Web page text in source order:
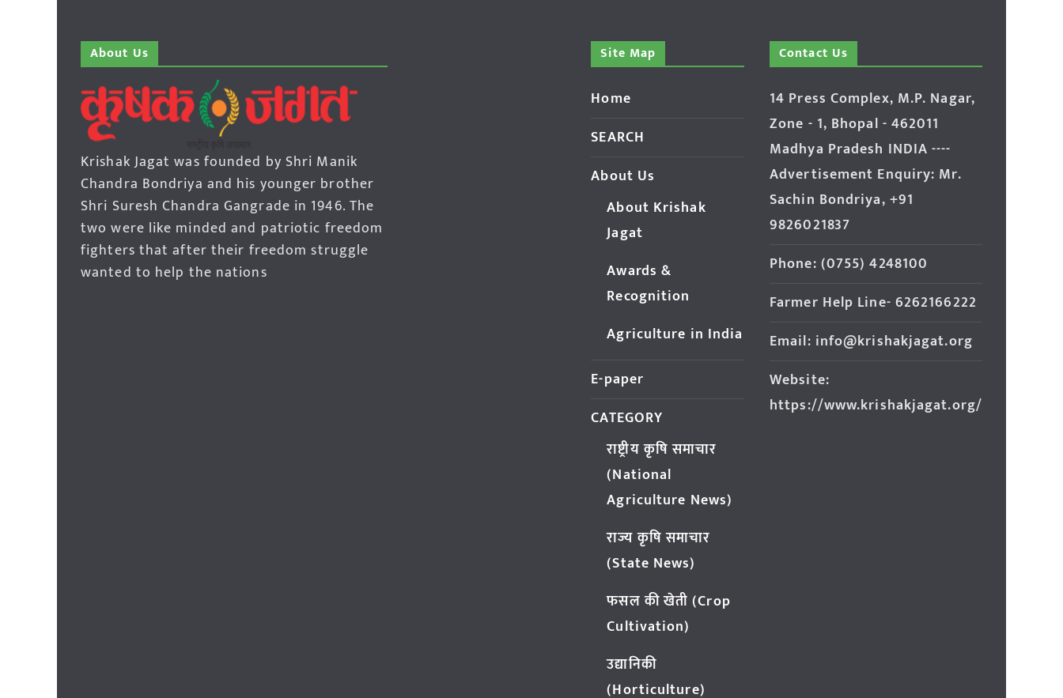
About Us
Krishak Jagat was founded by Shri Manik
Chandra Bondriya and his younger brother
Shri Suresh Chandra Gangrade in 1946. The
two were like minded and patriotic freedom
fighters that after their freedom struggle
wanted to help the nations
Site Map
Home
SEARCH
About Us
About Krishak
Jagat
Awards &
Recognition
Agriculture in India
E-paper
CATEGORY
राष्ट्रीय कृषि समाचार
(National
Agriculture News)
राज्य कृषि समाचार
(State News)
फसल की खेती (Crop
Cultivation)
उद्यानिकी
(Horticulture)
Contact Us
14 Press Complex, M.P. Nagar,
Zone - 1, Bhopal - 462011
Madhya Pradesh INDIA ----
Advertisement Enquiry: Mr.
Sachin Bondriya, +91
9826021837
Phone: (0755) 4248100
Farmer Help Line- 6262166222
Email: info@krishakjagat.org
Website:
https://www.krishakjagat.org/